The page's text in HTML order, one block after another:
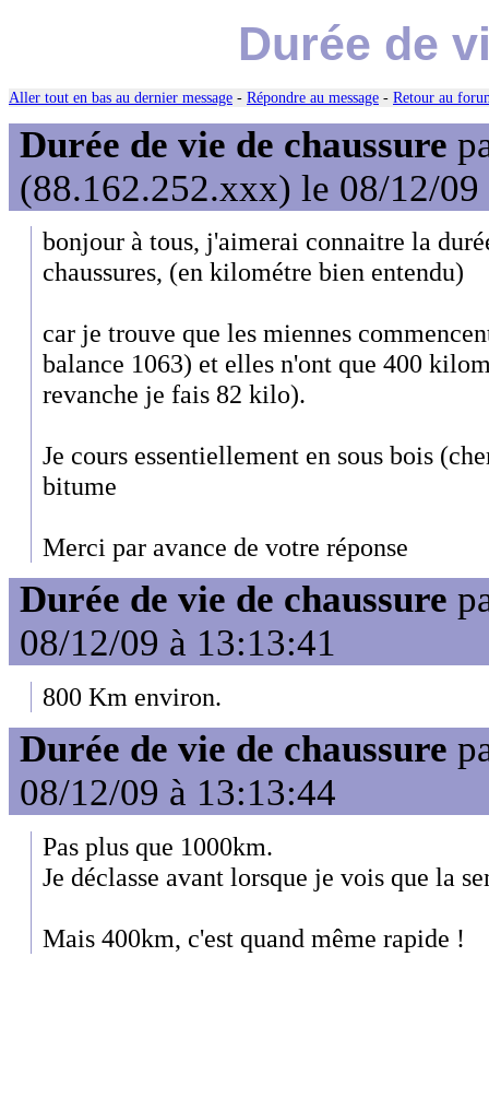
Durée de
Aller tout en bas au dernier message - Répondre au message - Retour au
Durée de vie de chaussure
(88.162.252.xxx) le 08/12/09
bonjour à tous, j'aimerai connaitre la
chaussures, (en kilométre bien entendu)
car je trouve que les miennes
balance 1063) et elles n'ont que 400
revanche je fais 82 kilo).
Je cours essentiellement en sous bois
bitume
Merci par avance de votre réponse
Durée de vie de chaussure
08/12/09 à 13:13:41
800 Km environ.
Durée de vie de chaussure
08/12/09 à 13:13:44
Pas plus que 1000km.
Je déclasse avant lorsque je vois que la
Mais 400km, c'est quand même rapide !